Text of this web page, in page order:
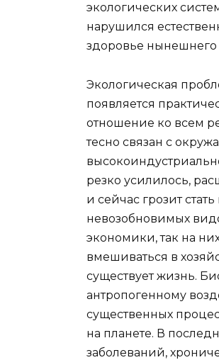
экологических
нарушился
здоровье
Экологическая
появляется
отношение ко всем
тесно связан с
резко усилилось,
и сейчас грозит
невозобновимых
экономики, так на
вмешиваться в
существует жизнь.
антропогенному
существенных
на планете. В
заболеваний,